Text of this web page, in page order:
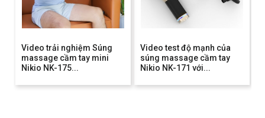
Video trải nghiệm Súng
massage cầm tay mini
Nikio NK-175...
Video test độ mạnh của
súng massage cầm tay
Nikio NK-171 với...